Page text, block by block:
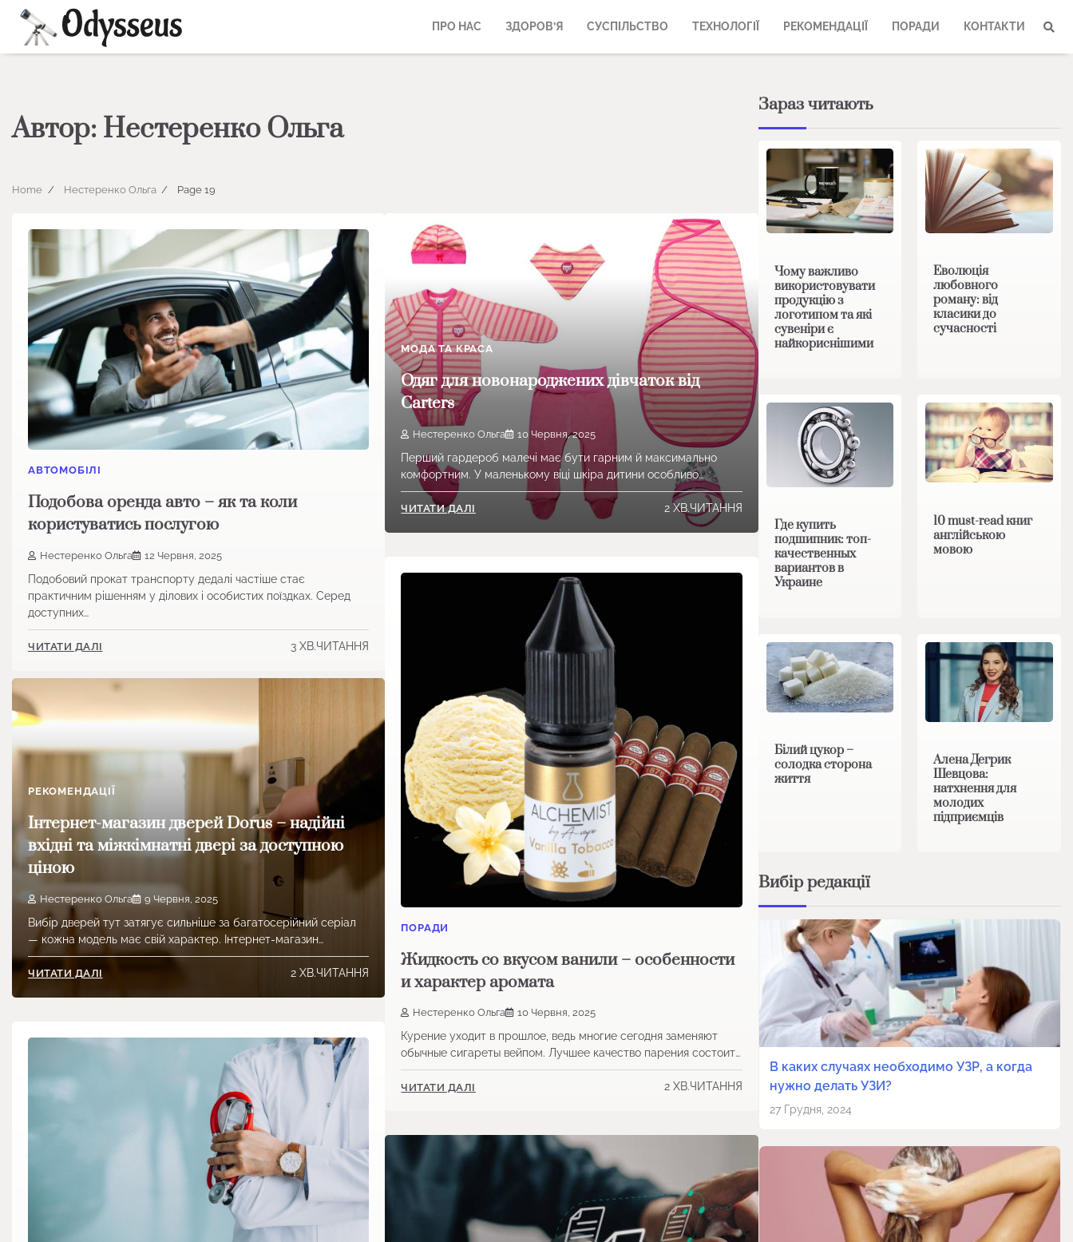
Skip
content
ПРО НАС ЗДОРОВ’Я СУСПІЛЬСТВО ТЕХНОЛОГІЇ РЕКОМЕНДАЦІЇ ПОРАДИ КОНТАКТИ
Автор: Нестеренко Ольга
Home Нестеренко Ольга Page 19
АВТОМОБІЛІ
Подобова оренда авто – як та коли
користуватись послугою
Нестеренко Ольга 12 Червня, 2025
Подобовий прокат транспорту дедалі частіше стає
практичним рішенням у ділових і особистих поїздках. Серед
доступних…
ЧИТАТИ ДАЛІ 3 ХВ.ЧИТАННЯ
МОДА ТА КРАСА
Одяг для новонароджених дівчаток від
Carters
Нестеренко Ольга 10 Червня, 2025
Перший гардероб малечі має бути гарним й максимально
комфортним. У маленькому віці шкіра дитини особливо…
ЧИТАТИ ДАЛІ 2 ХВ.ЧИТАННЯ
ПОРАДИ
Жидкость со вкусом ванили – особенности
и характер аромата
Нестеренко Ольга 10 Червня, 2025
Курение уходит в прошлое, ведь многие сегодня заменяют
обычные сигареты вейпом. Лучшее качество парения состоит…
ЧИТАТИ ДАЛІ 2 ХВ.ЧИТАННЯ
РЕКОМЕНДАЦІЇ
Інтернет-магазин дверей Dorus – надійні
вхідні та міжкімнатні двері за доступною
ціною
Нестеренко Ольга 9 Червня, 2025
Вибір дверей тут затягує сильніше за багатосерійний серіал
— кожна модель має свій характер. Інтернет-магазин…
ЧИТАТИ ДАЛІ 2 ХВ.ЧИТАННЯ
Зараз читають
Чому важливо
використовувати
продукцію з
логотипом та які
сувеніри є
найкориснішими
Еволюція
любовного
роману: від
класики до
сучасності
Где купить
подшипник: топ-
качественных
вариантов в
Украине
10 must-read книг
англійською
мовою
Білий цукор –
солодка сторона
життя
Алена Дегрик
Шевцова:
натхнення для
молодих
підприємців
Вибір редакції
В каких случаях необходимо УЗР, а когда
нужно делать УЗИ?
27 Грудня, 2024